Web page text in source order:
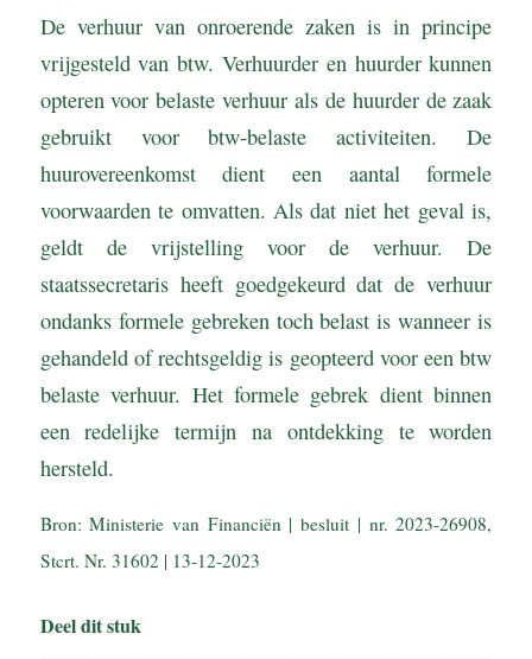
De verhuur van onroerende zaken is in principe
vrijgesteld van btw. Verhuurder en huurder kunnen
opteren voor belaste verhuur als de huurder de zaak
gebruikt voor btw-belaste activiteiten. De
huurovereenkomst dient een aantal formele
voorwaarden te omvatten. Als dat niet het geval is,
geldt de vrijstelling voor de verhuur. De
staatssecretaris heeft goedgekeurd dat de verhuur
ondanks formele gebreken toch belast is wanneer is
gehandeld of rechtsgeldig is geopteerd voor een btw
belaste verhuur. Het formele gebrek dient binnen
een redelijke termijn na ontdekking te worden
hersteld.
Bron: Ministerie van Financiën | besluit | nr. 2023-26908,
Stcrt. Nr. 31602 | 13-12-2023
Deel dit stuk